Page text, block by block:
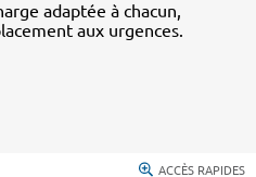
adaptée à chacun,
aux urgences.
ACCÈS RAPIDES